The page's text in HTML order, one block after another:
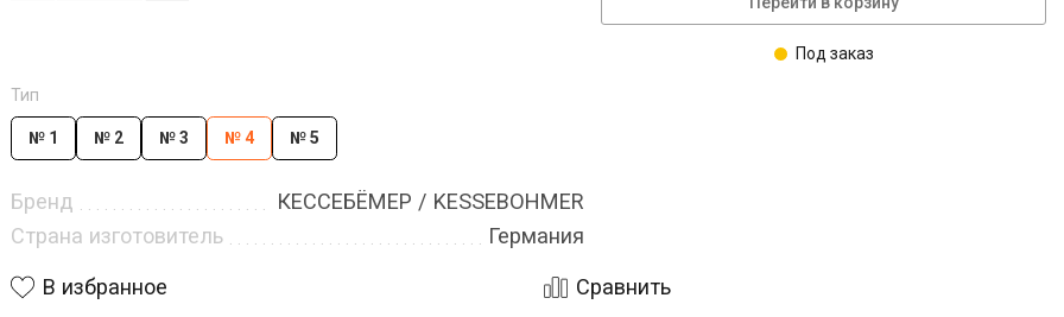
Тип
№ 1 № 2 № 3 № 4 № 5
Бренд
КЕССЕБЁМЕР / KESSEBOHMER
Страна изготовитель
Германия
Под заказ
В избранное Сравнить